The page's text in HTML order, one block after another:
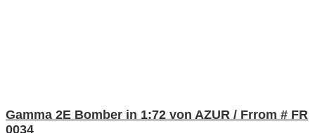
Gamma 2E Bomber in 1:72 von AZUR / Frrom # FR
0034